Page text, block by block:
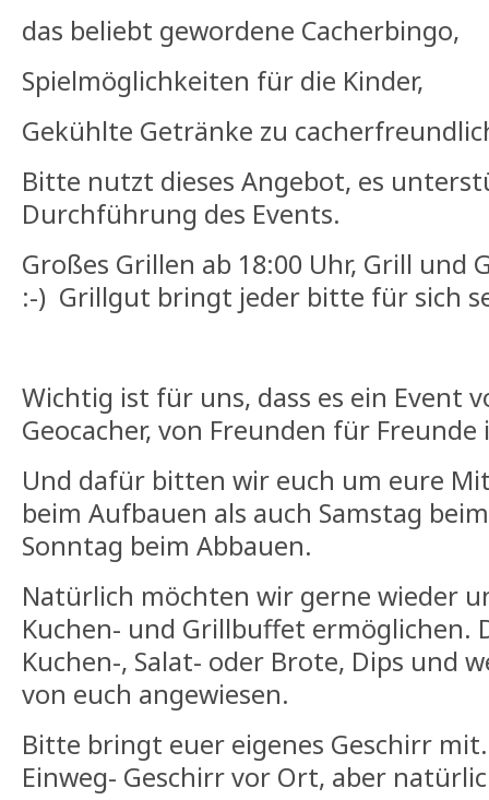
das beliebt gewordene Cacherbingo,
Spielmöglichkeiten für die Kinder,
Gekühlte Getränke zu
Bitte nutzt dieses Angebot, es
Durchführung des Events.
Großes Grillen ab 18:00 Uhr, Grill und
:-) Grillgut bringt jeder bitte für sich
Wichtig ist für uns, dass es ein Event
Geocacher, von Freunden für Freunde
Und dafür bitten wir euch um eure
beim Aufbauen als auch Samstag
Sonntag beim Abbauen.
Natürlich möchten wir gerne wieder
Kuchen- und Grillbuffet ermöglichen.
Kuchen-, Salat- oder Brote, Dips und
von euch angewiesen.
Bitte bringt euer eigenes Geschirr
Einweg- Geschirr vor Ort, aber